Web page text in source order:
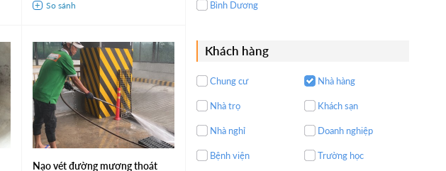
Nạo vét đường mương thoát
Bình Dương
Khách hàng
Chung cư Nhà hàng
Nhà trọ Khách sạn
Nhà nghỉ Doanh nghiệp
Bệnh viện Trường học